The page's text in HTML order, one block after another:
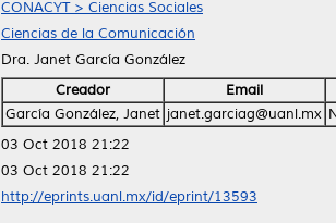
CONACYT > Ciencias Sociales
Ciencias de la Comunicación
Dra. Janet García González
Creador
Email
García González, Janet janet.garciag@uanl.mx
03 Oct 2018 21:22
03 Oct 2018 21:22
http://eprints.uanl.mx/id/eprint/13593